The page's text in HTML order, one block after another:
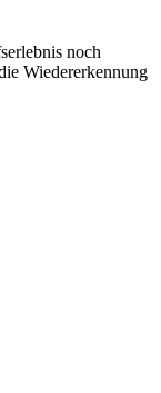
noch
Wiedererkennung